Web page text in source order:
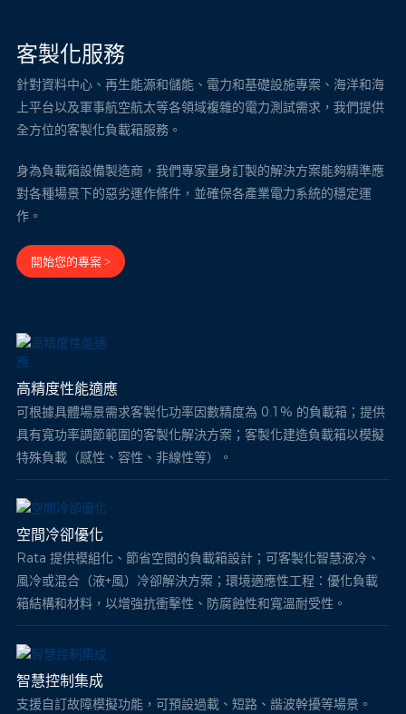
客製化服務
針對資料中心、再生能源和儲能、電力和基礎設施專案、海洋和海
上平台以及軍事航空航太等各領域複雜的電力測試需求，我們提供
全方位的客製化負載箱服務。
身為負載箱設備製造商，我們專家量身訂製的解決方案能夠精準應
對各種場景下的惡劣運作條件，並確保各產業電力系統的穩定運
作。
開始您的專案 >
高精度性能適應
可根據具體場景需求客製化功率因數精度為 0.1% 的負載箱；提供
具有寬功率調節範圍的客製化解決方案；客製化建造負載箱以模擬
特殊負載（感性、容性、非線性等）。
空間冷卻優化
Rata 提供模組化、節省空間的負載箱設計；可客製化智慧液冷、
風冷或混合（液+風）冷卻解決方案；環境適應性工程：優化負載
箱結構和材料，以增強抗衝擊性、防腐蝕性和寬溫耐受性。
智慧控制集成
支援自訂故障模擬功能，可預設過載、短路、諧波幹擾等場景。